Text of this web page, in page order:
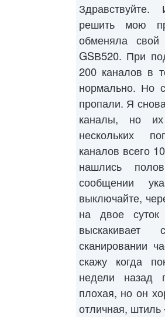
Здравствуйте.
решить мою
обменяла
GSВ520. При
200 каналов в
нормально. Но
пропали. Я
каналы, но
нескольких
каналов всего
нашлись
сообщении
выключайте,
на двое
сканировании
скажу когда
недели назад
плохая, но он
отличная,